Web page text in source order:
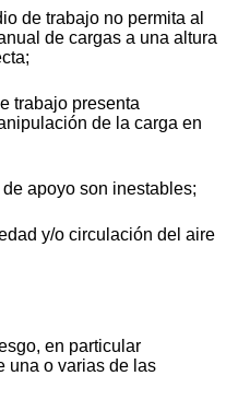
de trabajo no permita al
de cargas a una altura
trabajo presenta
de la carga en
apoyo son inestables;
y/o circulación del aire
en particular
una o varias de las